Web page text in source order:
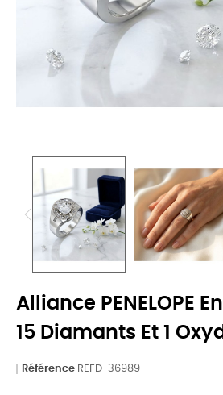
Alliance PENELOPE
15 Diamants Et 1
Référence REFD-36989